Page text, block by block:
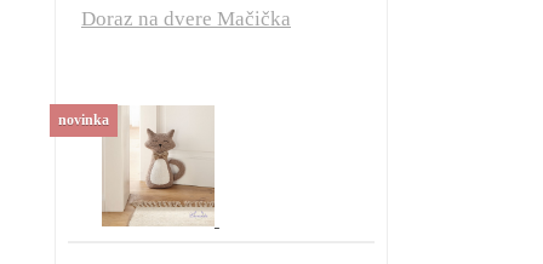
Doraz na dvere Mačička
novinka